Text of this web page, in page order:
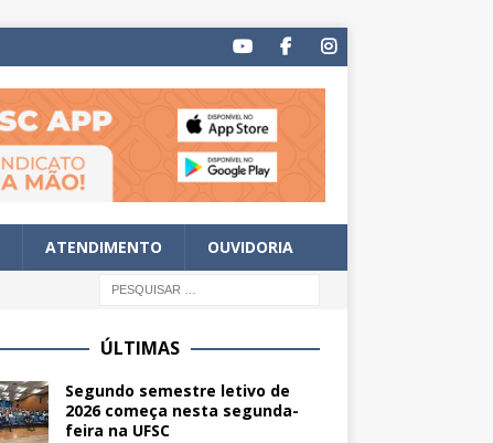
ATENDIMENTO OUVIDORIA
ÚLTIMAS
Segundo semestre letivo de
2026 começa nesta segunda-
feira na UFSC